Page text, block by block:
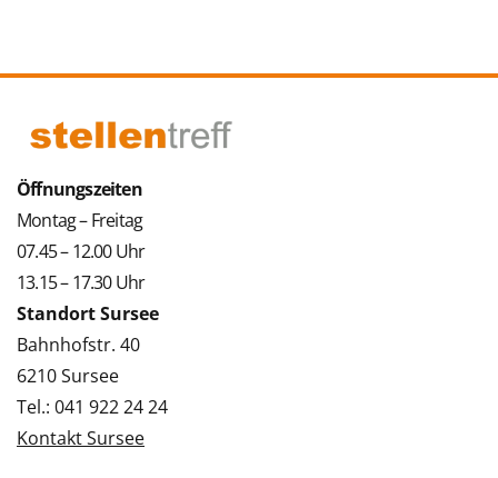
Öffnungszeiten
Montag – Freitag
07.45 – 12.00 Uhr
13.15 – 17.30 Uhr
Standort Sursee
Bahnhofstr. 40
6210 Sursee
Tel.: 041 922 24 24
Kontakt Sursee